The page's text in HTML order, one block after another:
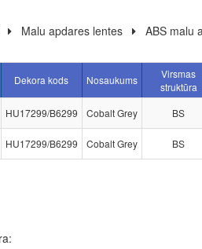
Malu apdares lentes ABS malu
Dekora kods Nosaukums
Virsmas
struktūra
HU17299/B6299 Cobalt Grey BS
HU17299/B6299 Cobalt Grey BS